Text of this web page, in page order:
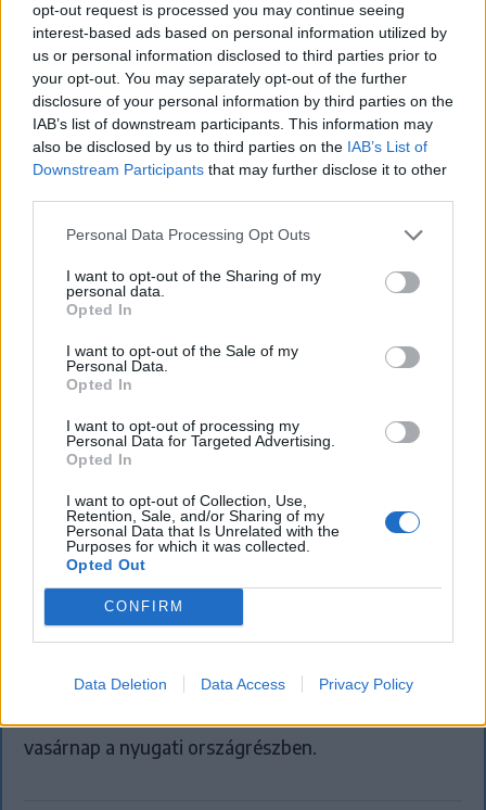
opt-out request is processed you may continue seeing
interest-based ads based on personal information utilized by
us or personal information disclosed to third parties prior to
your opt-out. You may separately opt-out of the further
disclosure of your personal information by third parties on the
IAB’s list of downstream participants. This information may
also be disclosed by us to third parties on the IAB’s List of
Downstream Participants that may further disclose it to other
Personal Data Processing Opt Outs
I want to opt-out of the Sharing of my
personal data.
Opted In
I want to opt-out of the Sale of my
Personal Data.
Opted In
I want to opt-out of processing my
Personal Data for Targeted Advertising.
Opted In
I want to opt-out of Collection, Use,
Retention, Sale, and/or Sharing of my
Personal Data that Is Unrelated with the
Purposes for which it was collected.
Opted Out
CONFIRM
Data Deletion Data Access Privacy Policy
elnöke szerint
Nem zárható ki annak a lehetősége, hogy az
üzemanyagpiac szereplői kihasználják az időt a
válsághelyzet kihirdetéséig, és ezért kúsznak egyre
feljebb az üzemanyagárak – ismerte el Bogdan
Chirițoiu, a Versenytanács elnöke.
FŐTÉR
Már csak 4-5 napig működhet a jelenlegi
körülmények között a cernavodai
atomerőmű
Százszázalékos kamatra adott kölcsönt a
letartóztatott uzsorás. Akár 40 fok is várható
vasárnap a nyugati országrészben.